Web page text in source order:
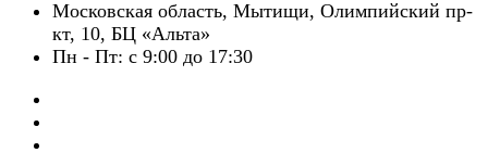
Московская область, Мытищи, Олимпийский пр-
кт, 10, БЦ «Альта»
Пн - Пт: с 9:00 до 17:30